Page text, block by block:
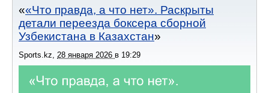
«Что правда, а что нет». Раскрыты
детали переезда боксера сборной
Узбекистана в Казахстан
Sports.kz, 28 января 2026 в 19:29